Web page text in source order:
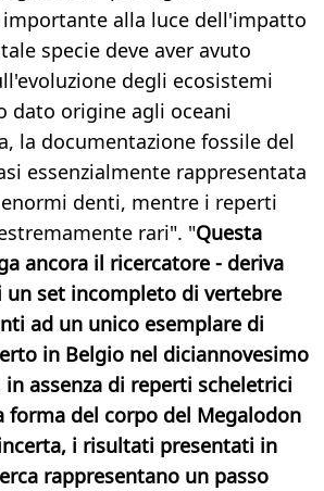
alla luce dell'impatto
specie deve aver avuto
degli ecosistemi
dato origine agli oceani
la documentazione fossile del
essenzialmente rappresentata
denti, mentre i reperti
rari". "Questa
ancora il ricercatore - deriva
un set incompleto di vertebre
ad un unico esemplare di
in Belgio nel diciannovesimo
in assenza di reperti scheletrici
forma del corpo del Megalodon
i risultati presentati in
rappresentano un passo